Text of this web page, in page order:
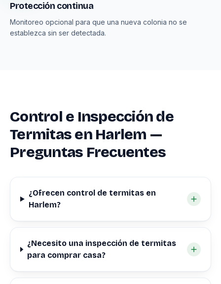
Protección continua
Monitoreo opcional para que una nueva colonia no se
establezca sin ser detectada.
Control e Inspección de
Termitas en Harlem —
Preguntas Frecuentes
¿Ofrecen control de termitas en
Harlem?
¿Necesito una inspección de termitas
para comprar casa?